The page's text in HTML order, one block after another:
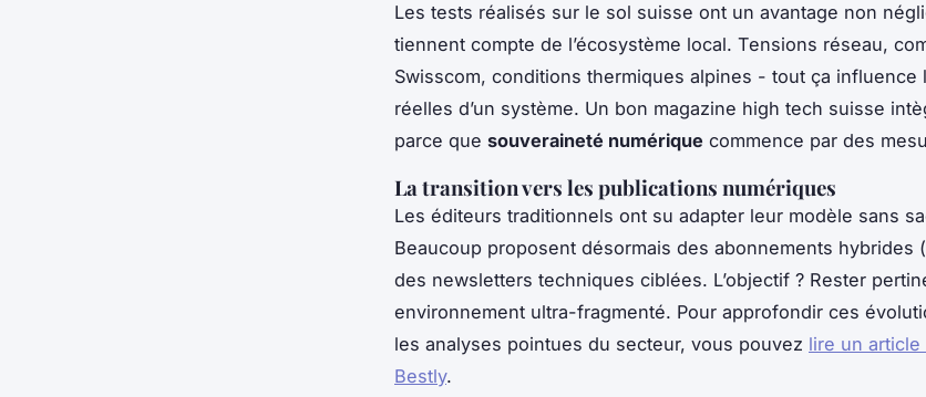
Les tests réalisés sur le sol suisse ont un avantage non
tiennent compte de l’écosystème local. Tensions réseau,
Swisscom, conditions thermiques alpines - tout ça influence
réelles d’un système. Un bon magazine high tech suisse
parce que souveraineté numérique commence par des
La transition vers les publications numériques
Les éditeurs traditionnels ont su adapter leur modèle sans
Beaucoup proposent désormais des abonnements hybrides
des newsletters techniques ciblées. L’objectif ? Rester
environnement ultra-fragmenté. Pour approfondir ces
les analyses pointues du secteur, vous pouvez lire un
Bestly.